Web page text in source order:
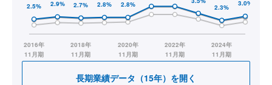
長期業績データ（15年）を開く